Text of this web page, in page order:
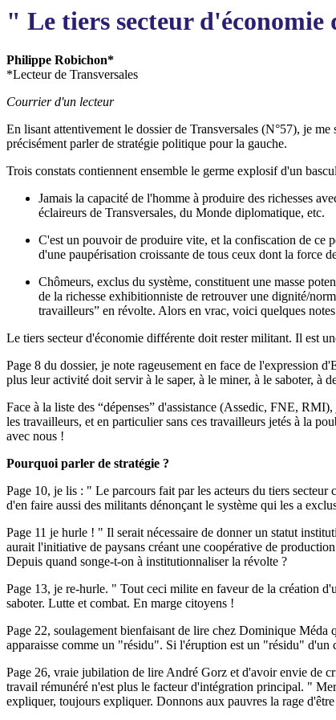
" Le tiers secteur
Philippe Robichon*
*Lecteur de Transversales
Courrier d'un lecteur
En lisant attentivement le dossier de Transversales (N°57), je
précisément parler de stratégie politique pour la gauche.
Trois constats contiennent ensemble le germe explosif d'un
Jamais la capacité de l'homme à produire des richesses
éclaireurs de Transversales, du Monde diplomatique, etc.
C'est un pouvoir de produire vite, et la confiscation de ce
d'une paupérisation croissante de tous ceux dont la force
Chômeurs, exclus du système, constituent une masse
de la richesse exhibitionniste de retrouver une dignité/
travailleurs” en révolte. Alors en vrac, voici quelques
Le tiers secteur d'économie différente doit rester militant. Il est
Page 8 du dossier, je note rageusement en face de l'expression
plus leur activité doit servir à le saper, à le miner, à le saboter, à
Face à la liste des “dépenses” d'assistance (Assedic, FNE,
les travailleurs, et en particulier sans ces travailleurs jetés à la
avec nous !
Pourquoi parler de stratégie ?
Page 10, je lis : " Le parcours fait par les acteurs du tiers
d'en faire aussi des militants dénonçant le système qui les a
Page 11 je hurle ! " Il serait nécessaire de donner un statut
aurait l'initiative de paysans créant une coopérative de
Depuis quand songe-t-on à institutionnaliser la révolte ?
Page 13, je re-hurle. " Tout ceci milite en faveur de la création
saboter. Lutte et combat. En marge citoyens !
Page 22, soulagement bienfaisant de lire chez Dominique
apparaisse comme un "résidu". Si l'éruption est un "résidu"
Page 26, vraie jubilation de lire André Gorz et d'avoir envie de
travail rémunéré n'est plus le facteur d'intégration principal. "
expliquer, toujours expliquer. Donnons aux pauvres la rage